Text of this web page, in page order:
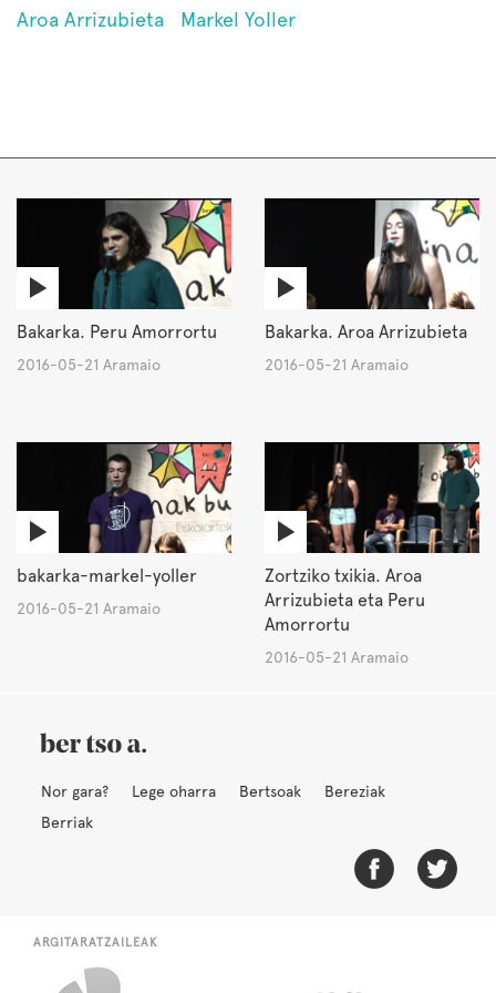
Aroa Arrizubieta Markel Yoller
Bakarka. Peru Amorrortu
2016-05-21 Aramaio
Bakarka. Aroa Arrizubieta
2016-05-21 Aramaio
bakarka-markel-yoller
2016-05-21 Aramaio
Zortziko txikia. Aroa
Arrizubieta eta Peru
Amorrortu
2016-05-21 Aramaio
Nor gara? Lege oharra Bertsoak
Bereziak
Berriak
ARGITARATZAILEAK